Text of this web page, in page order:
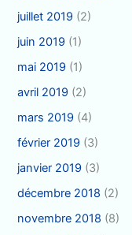
juillet 2019 (2)
juin 2019 (1)
mai 2019 (1)
avril 2019 (2)
mars 2019 (4)
février 2019 (3)
janvier 2019 (3)
décembre 2018 (2)
novembre 2018 (8)